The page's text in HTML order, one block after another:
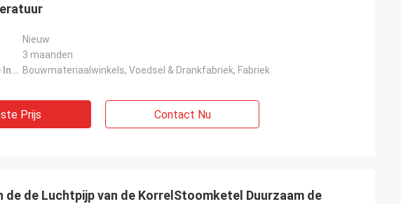
Nieuw
3 maanden
Toepasselijke Industrie: Bouwmateriaalwinkels, Voedsel & Drankfabriek, Fabriek
Prijs Contact Nu
de de Luchtpijp van de KorrelStoomketel Duurzaam de